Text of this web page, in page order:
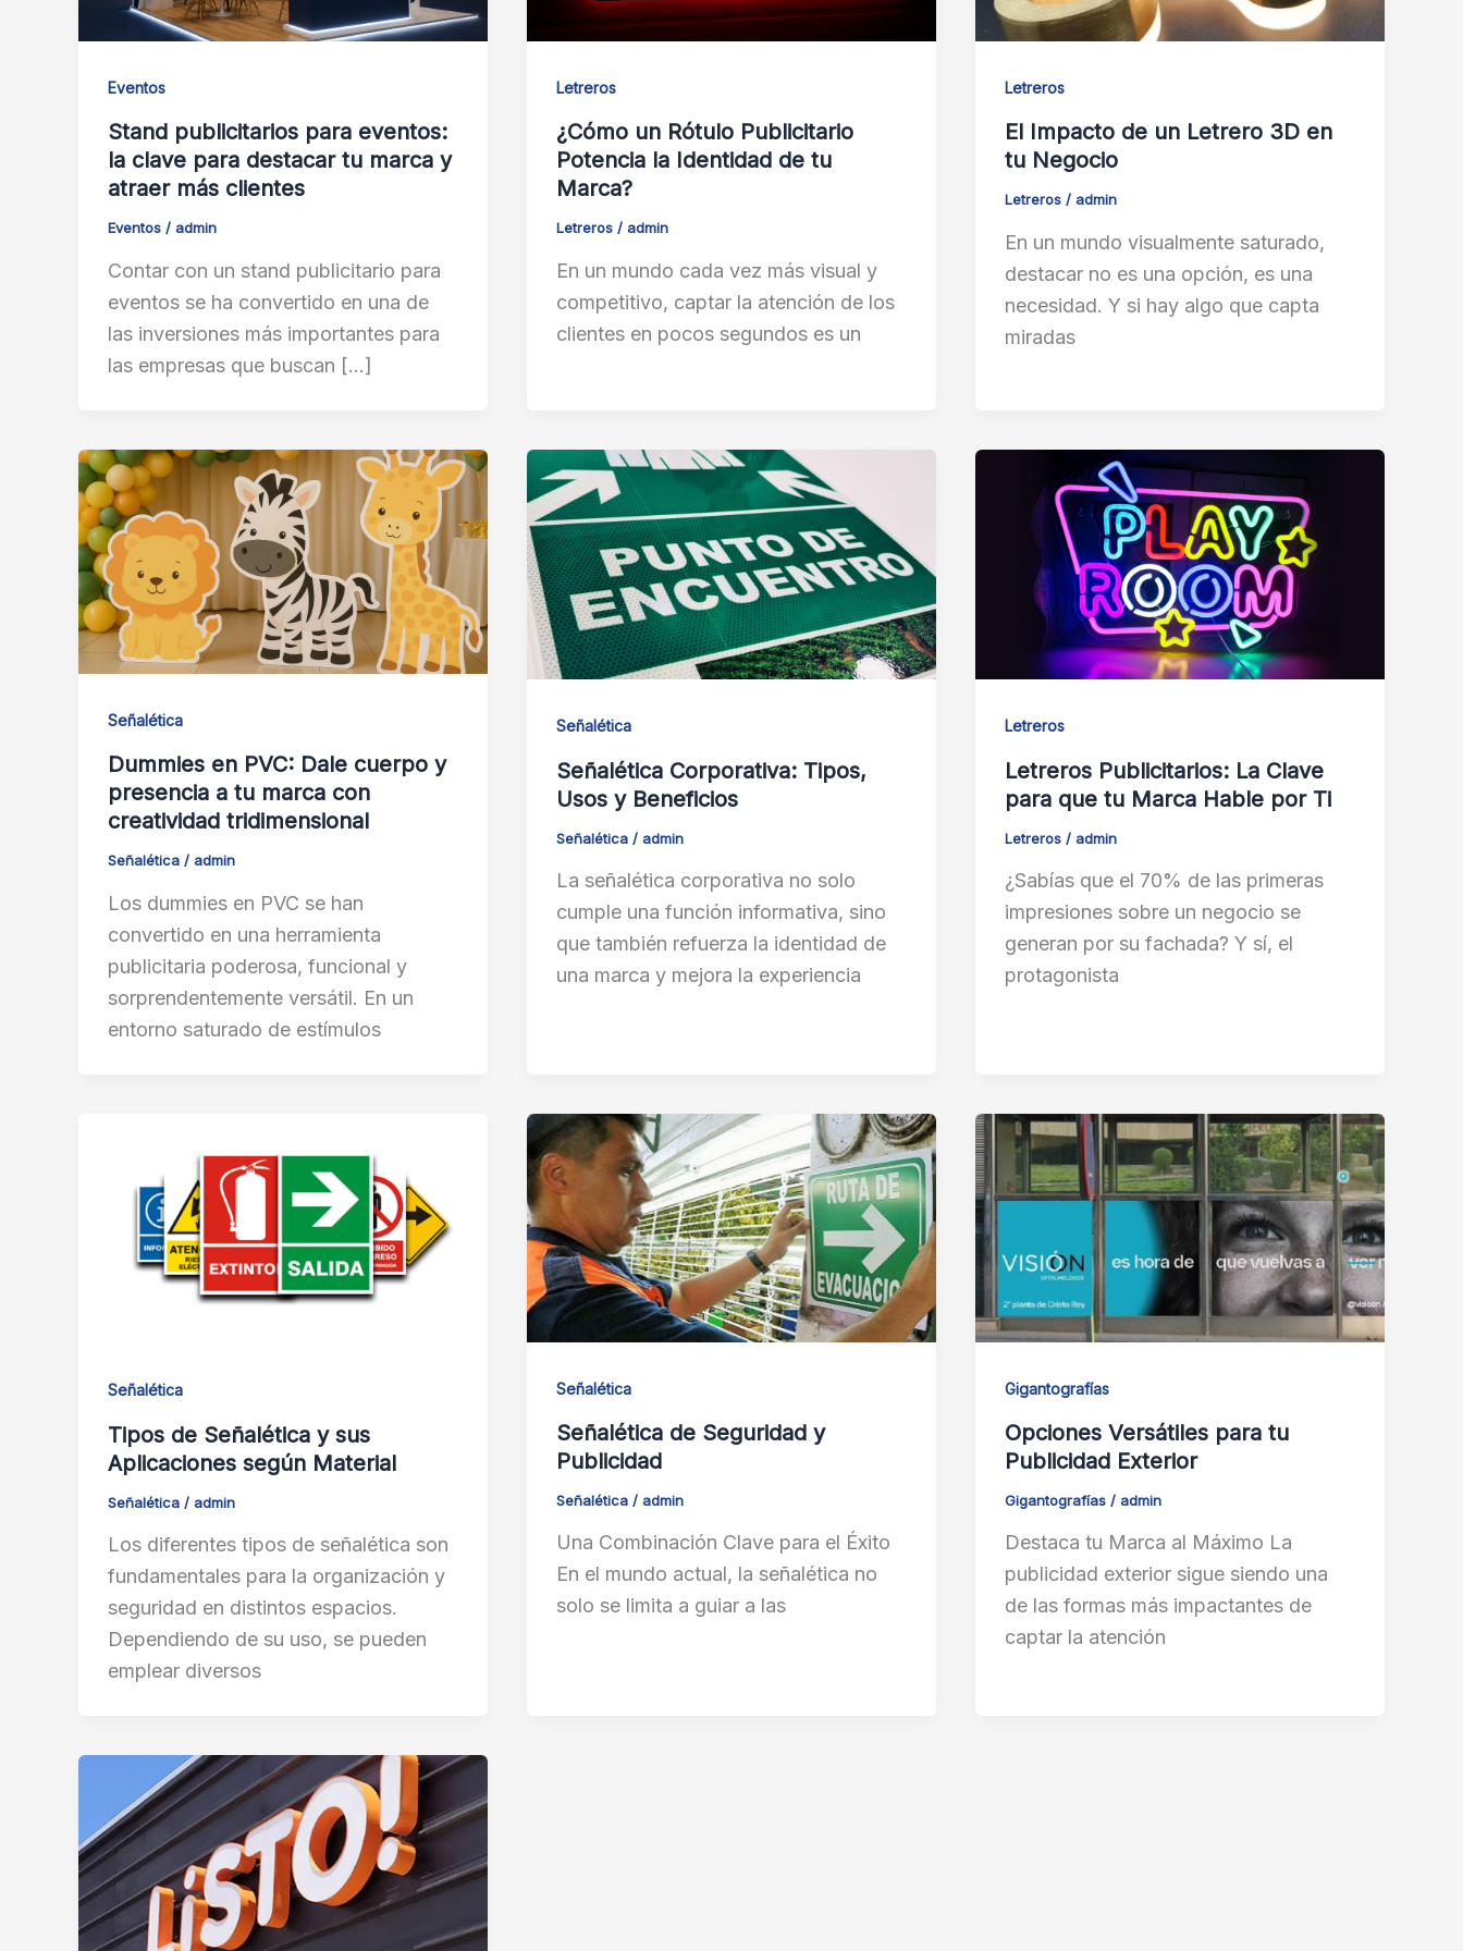
Eventos
Stand publicitarios para eventos:
la clave para destacar tu marca y
atraer más clientes
Eventos / admin
Contar con un stand publicitario para
eventos se ha convertido en una de
las inversiones más importantes para
las empresas que buscan […]
Letreros
¿Cómo un Rótulo Publicitario
Potencia la Identidad de tu
Marca?
Letreros/ admin
En un mundo cada vez más visual y
competitivo, captar la atención de los
clientes en pocos segundos es un
Letreros
El Impacto de un Letrero 3D en
tu Negocio
Letreros/ admin
En un mundo visualmente saturado,
destacar no es una opción, es una
necesidad. Y si hay algo que capta
miradas
Señalética
Dummies en PVC: Dale cuerpo y
presencia a tu marca con
creatividad tridimensional
Señalética / admin
Los dummies en PVC se han
convertido en una herramienta
publicitaria poderosa, funcional y
sorprendentemente versátil. En un
entorno saturado de estímulos
Señalética
Señalética Corporativa: Tipos,
Usos y Beneficios
Señalética/ admin
La señalética corporativa no solo
cumple una función informativa, sino
que también refuerza la identidad de
una marca y mejora la experiencia
Letreros
Letreros Publicitarios: La Clave
para que tu Marca Hable por Ti
Letreros/ admin
¿Sabías que el 70% de las primeras
impresiones sobre un negocio se
generan por su fachada? Y sí, el
protagonista
Señalética
Tipos de Señalética y sus
Aplicaciones según Material
Señalética / admin
Los diferentes tipos de señalética son
fundamentales para la organización y
seguridad en distintos espacios.
Dependiendo de su uso, se pueden
emplear diversos
Señalética
Señalética de Seguridad y
Publicidad
Señalética/ admin
Una Combinación Clave para el Éxito
En el mundo actual, la señalética no
solo se limita a guiar a las
Gigantografías
Opciones Versátiles para tu
Publicidad Exterior
Gigantografías/ admin
Destaca tu Marca al Máximo La
publicidad exterior sigue siendo una
de las formas más impactantes de
captar la atención